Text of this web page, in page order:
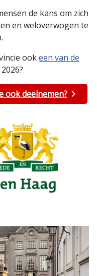
de kans om zich
en weloverwogen te
ookeen van de
ook deelnemen?